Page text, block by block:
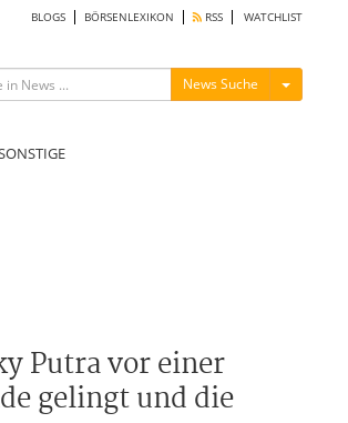
BLOGS BÖRSENLEXIKON RSS WATCHLIST
News Suche Menü
Putra vor einer
gelingt und die